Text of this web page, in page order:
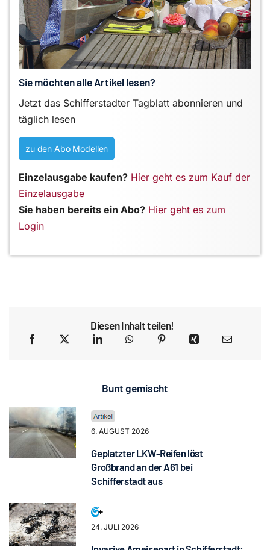
Sie möchten alle Artikel lesen?
Jetzt das Schifferstadter Tagblatt abonnieren und
täglich lesen
zu den Abo Modellen
Einzelausgabe kaufen? Hier geht es zum Kauf der
Einzelausgabe
Sie haben bereits ein Abo? Hier geht es zum
Login
Diesen Inhalt teilen!
Bunt gemischt
6. AUGUST 2026
Geplatzter LKW-Reifen löst
Großbrand an der A61 bei
Schifferstadt aus
24. JULI 2026